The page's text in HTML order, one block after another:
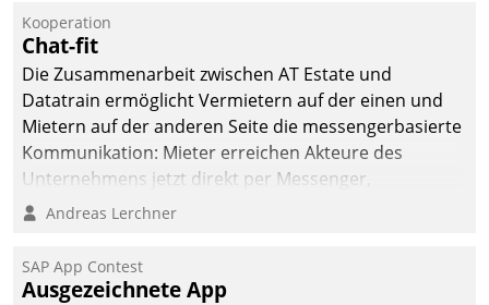
kommunale Wohnungsbauunternehmen daher
gemeinsam mit der Berliner Datatrain GmbH den
Teilprozess der Objektsanierung digitalisiert.
Kooperation
Chat-fit
Die Zusammenarbeit zwischen AT Estate und
Datatrain ermöglicht Vermietern auf der einen und
Mietern auf der anderen Seite die messengerbasierte
Kommunikation: Mieter erreichen Akteure des
Unternehmens jetzt direkt per Messenger,
Mitarbeiter oder Dienstleister empfangen oder
Andreas Lerchner
SAP App Contest
Ausgezeichnete App